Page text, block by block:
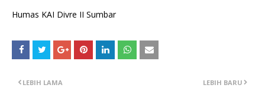
Humas KAI Divre II Sumbar
LEBIH BARU
LEBIH LAMA